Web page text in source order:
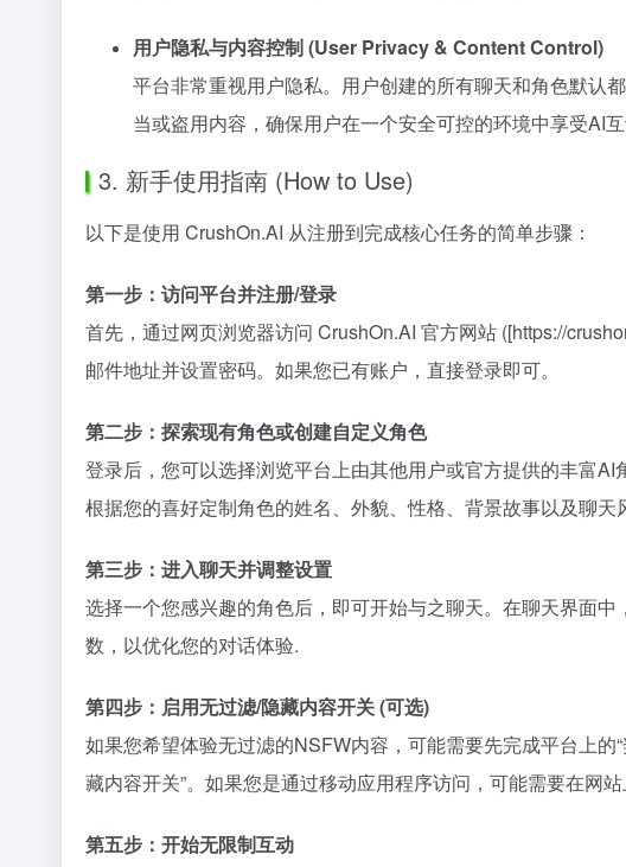
用户隐私与内容控制 (User Privacy & Content Control)
平台非常重视用户隐私。用户创建的所有聊天和角色默认
当或盗用内容，确保用户在一个安全可控的环境中享受AI
3. 新手使用指南 (How to Use)
以下是使用 CrushOn.AI 从注册到完成核心任务的简单步骤：
第一步：访问平台并注册/登录
首先，通过网页浏览器访问 CrushOn.AI 官方网站 ([https://
邮件地址并设置密码。如果您已有账户，直接登录即可。
第二步：探索现有角色或创建自定义角色
登录后，您可以选择浏览平台上由其他用户或官方提供的丰富
根据您的喜好定制角色的姓名、外貌、性格、背景故事以及聊天
第三步：进入聊天并调整设置
选择一个您感兴趣的角色后，即可开始与之聊天。在聊天界面
数，以优化您的对话体验.
第四步：启用无过滤/隐藏内容开关 (可选)
如果您希望体验无过滤的NSFW内容，可能需要先完成平台上的
藏内容开关”。如果您是通过移动应用程序访问，可能需要在网
第五步：开始无限制互动